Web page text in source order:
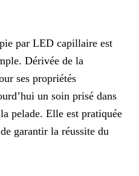
par LED capillaire est
Dérivée de la
ses propriétés
un soin prisé dans
pelade. Elle est pratiquée
garantir la réussite du